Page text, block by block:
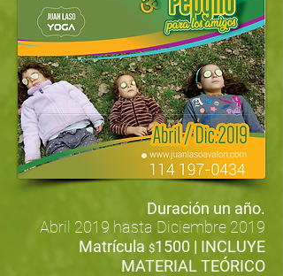
Duración un año.
Abril 2019 hasta Diciembre 2019
Matrícula $1500 | INCLUYE
MATERIAL TEÓRICO